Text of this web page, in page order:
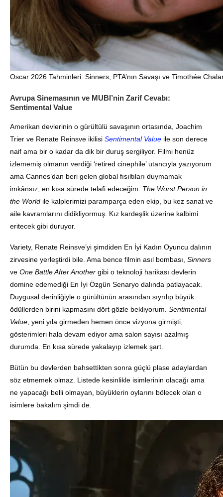
Oscar 2026 Tahminleri: Sinners, PTA’nın Savaşı ve Timothée
Avrupa Sinemasının ve MUBI’nin Zarif Cevabı:
Sentimental Value
Amerikan devlerinin o gürültülü savaşının ortasında, Joachim
Trier ve Renate Reinsve ikilisi Sentimental Value ile son derece
naif ama bir o kadar da dik bir duruş sergiliyor. Filmi henüz
izlememiş olmanın verdiği ‘retired cinephile’ utancıyla yazıyorum
ama Cannes’dan beri gelen global fısıltıları duymamak
imkânsız; en kısa sürede telafi edeceğim. The Worst Person in
the World ile kalplerimizi paramparça eden ekip, bu kez sanat ve
aile kavramlarını didikliyormuş. Kız kardeşlik üzerine kalbimi
eritecek gibi duruyor.
Variety, Renate Reinsve’yi şimdiden En İyi Kadın Oyuncu dalının
zirvesine yerleştirdi bile. Ama bence filmin asıl bombası, Sinners
ve One Battle After Another gibi o teknoloji harikası devlerin
domine edemediği En İyi Özgün Senaryo dalında patlayacak.
Duygusal derinliğiyle o gürültünün arasından sıyrılıp büyük
ödüllerden birini kapmasını dört gözle bekliyorum. Sentimental
Value , yeni yıla girmeden hemen önce vizyona girmişti,
gösterimleri hala devam ediyor ama salon sayısı azalmış
durumda. En kısa sürede yakalayıp izlemek şart.
Bütün bu devlerden bahsettikten sonra güçlü plase adaylardan
söz etmemek olmaz. Listede kesinlikle isimlerinin olacağı ama
ne yapacağı belli olmayan, büyüklerin oylarını bölecek olan o
isimlere bakalım şimdi de.